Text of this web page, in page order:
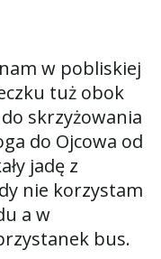
c
w pobliskiej
tuż obok
skrzyżowania
do Ojcowa od
jadę z
nie korzystam
a w
bus.